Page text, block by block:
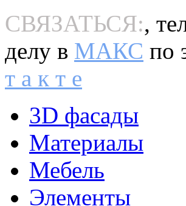
СВЯЗАТЬСЯ:,
делу в MAКС по
т а к т е
3D фасады
Материалы
Мебель
Элементы